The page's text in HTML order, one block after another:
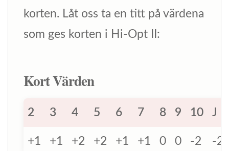
korten. Låt oss ta en titt på värdena
som ges korten i Hi-Opt II:
Kort Värden
2 3 4 5 6 7 8 9 10 J
+1 +1 +2 +2 +1 +1 0 0 -2 -2